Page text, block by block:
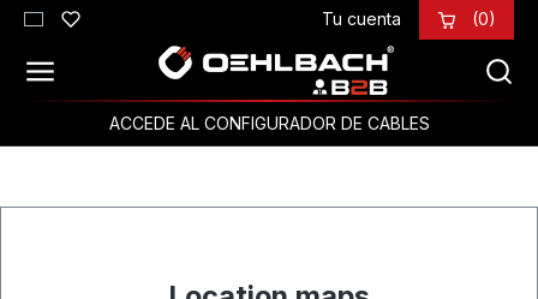
Saltar al contenido principal Tu cuenta (0)
ACCEDE AL CONFIGURADOR DE CABLES